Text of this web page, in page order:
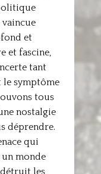
et
et fascine,
tant
le symptôme
tous
nostalgie
déprendre.
qui
monde
les